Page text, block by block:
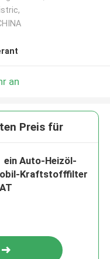
an
Preis für
ein Auto-Heizöl-
Kraftstofffilter